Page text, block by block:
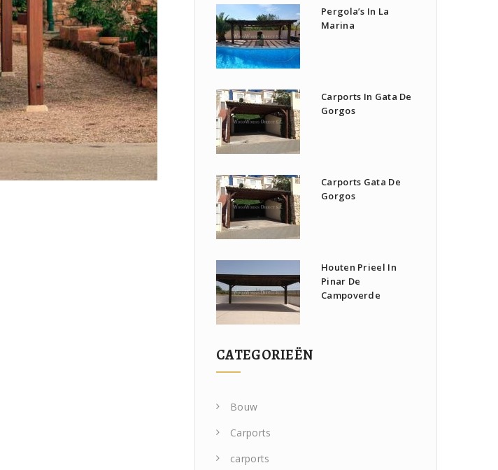
Pergola’s In La
Marina
Carports In Gata De
Gorgos
Carports Gata De
Gorgos
Houten Prieel In
Pinar De
Campoverde
CATEGORIEËN
Bouw
Carports
carports